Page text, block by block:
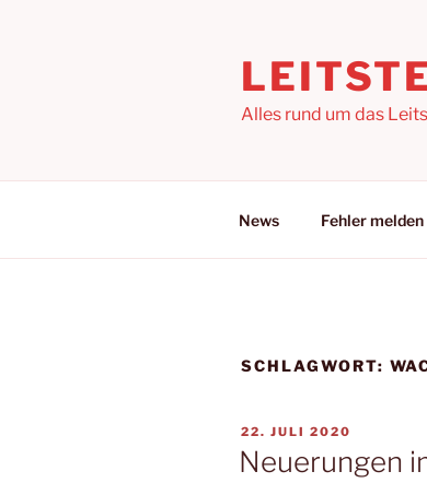
Alles rund um das
News Fehler melden
SCHLAGWORT:
VERÖFFENTLICHT
AM
22. JULI 2020
Neuerungen